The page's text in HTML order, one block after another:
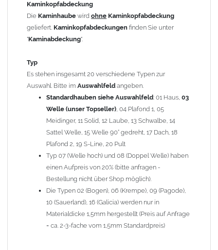
angefertigt.
DieKaminhaubekann mitklappbaren Stützen
für 4 Stützen = 96,89 EUR, Länge ab 1200mm 6 Stützen =
145,39 EUR) geliefert werden.
Ihrem zuständigen
Hinweis: FürKaminhaubenundKaminabdeckungenkönnen wir
Nachnahme anbieten!
Lieferzeit: ca. 1-2 Wochen nach Zahlungseingang
Sonderanfertigung: Die Kaminhaube wird kundenspezifisch
angefertigt - keine Rücknahme möglich!
Zum Bild vergößern, bitte auf das Bild klicken!
Kaminkopfabdeckung
Die Kaminhaube wird ohne Kaminkopfabdeckung
geliefert. Kaminkopfabdeckungen finden Sie unter
"Kaminabdeckung".
Typ
Es stehen insgesamt 20 verschiedene Typen zur
Auswahl. Bitte im Auswahlfeld angeben.
Standardhauben siehe Auswahlfeld: 01 Haus, 03
Welle (unser Topseller), 04 Plafond 1, 05
Meidinger, 11 Solid, 12 Laube, 13 Schwalbe, 14
Sattel Welle, 15 Welle 90° gedreht, 17 Dach, 18
Plafond 2, 19 S-Line, 20 Pult
Typ 07 (Welle hoch) und 08 (Doppel Welle) haben
einen Aufpreis von 20% (bitte anfragen -
Bestellung nicht über Shop möglich).
Die Typen 02 (Bogen), 06 (Krempe), 09 (Pagode),
10 (Sauerland), 16 (Galicia) werden nur in
Materialdicke 1,5mm hergestellt (Preis auf Anfrage
= ca. 2-3-fache vom 1,5mm Standardpreis)